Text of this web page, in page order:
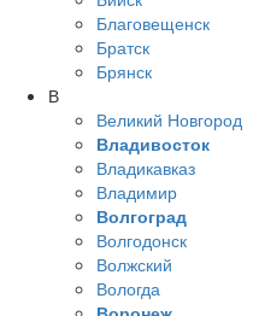
Благовещенск
Братск
Брянск
В
Великий Новгород
Владивосток
Владикавказ
Владимир
Волгоград
Волгодонск
Волжский
Вологда